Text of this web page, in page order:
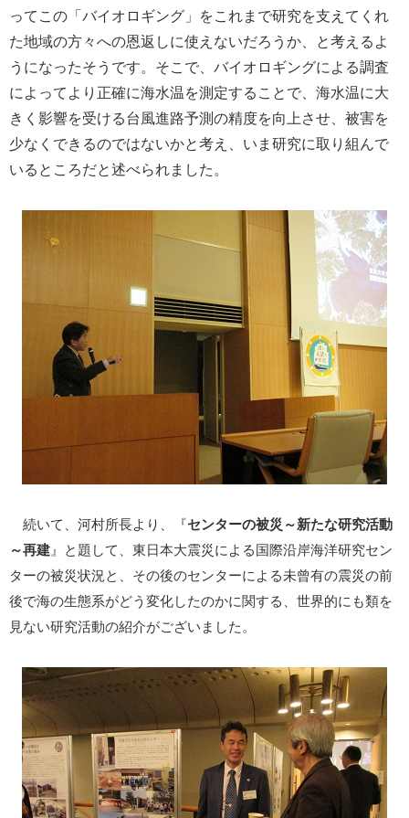
ってこの「バイオロギング」をこれまで研究を支えてくれ
た地域の方々への恩返しに使えないだろうか、と考えるよ
うになったそうです。そこで、バイオロギングによる調査
によってより正確に海水温を測定することで、海水温に大
きく影響を受ける台風進路予測の精度を向上させ、被害を
少なくできるのではないかと考え、いま研究に取り組んで
いるところだと述べられました。
続いて、河村所長より、『センターの被災～新たな研究活動
～再建』と題して、東日本大震災による国際沿岸海洋研究セン
ターの被災状況と、その後のセンターによる未曾有の震災の前
後で海の生態系がどう変化したのかに関する、世界的にも類を
見ない研究活動の紹介がございました。